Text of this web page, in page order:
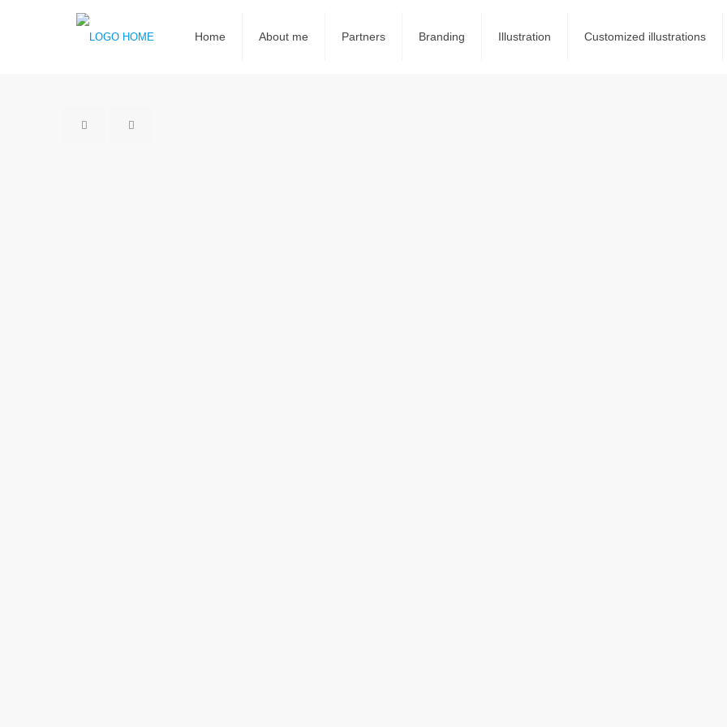
Home About me Partners Branding Illustration Customized illustrations